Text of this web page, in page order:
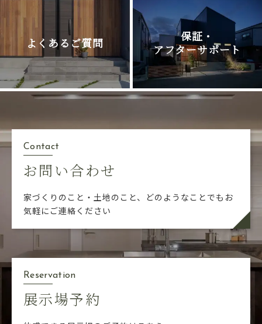
よくあるご質問
保証・
アフターサポート
Contact
お問い合わせ
家づくりのこと・土地のこと、どのようなことでも お
気軽にご連絡ください
Reservation
展示場予約